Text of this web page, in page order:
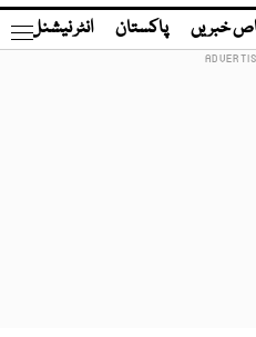
خبریں پاکستان انٹر نیشنل